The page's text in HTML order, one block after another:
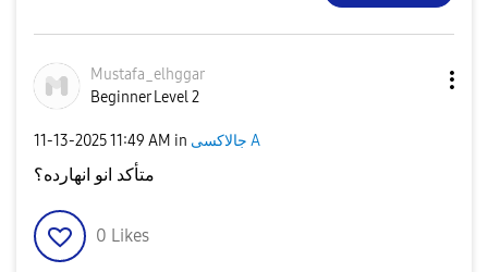
Mustafa_elhggar
Beginner Level 2
‎11-13-202511:49 AM in جالاكسى A
متأكد انو انهارده؟
0 Likes